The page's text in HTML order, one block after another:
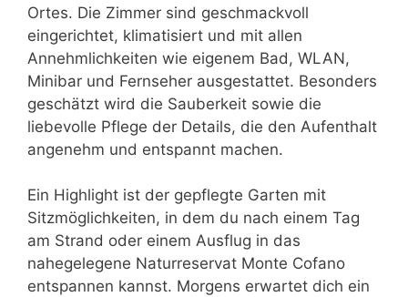
Ortes. Die Zimmer sind geschmackvoll
eingerichtet, klimatisiert und mit allen
Annehmlichkeiten wie eigenem Bad, WLAN,
Minibar und Fernseher ausgestattet. Besonders
geschätzt wird die Sauberkeit sowie die
liebevolle Pflege der Details, die den Aufenthalt
angenehm und entspannt machen.
Ein Highlight ist der gepflegte Garten mit
Sitzmöglichkeiten, in dem du nach einem Tag
am Strand oder einem Ausflug in das
nahegelegene Naturreservat Monte Cofano
entspannen kannst. Morgens erwartet dich ein